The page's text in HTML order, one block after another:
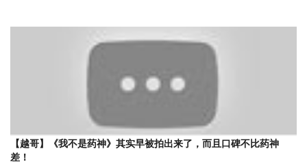
【越哥】《我不是药神》其实早被拍出来了，而且口碑不比药神
差！